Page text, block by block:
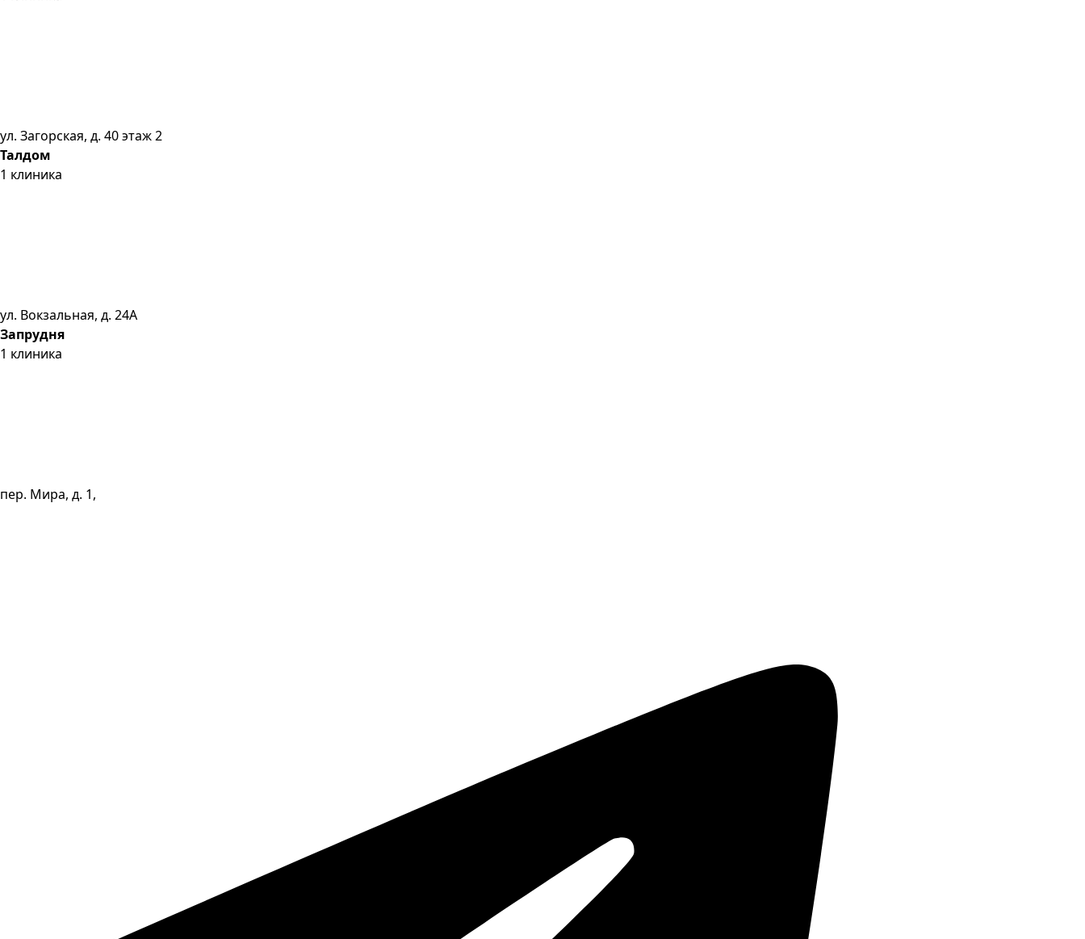
ул. Загорская, д. 40 этаж 2
Талдом
1 клиника
ул. Вокзальная, д. 24А
Запрудня
1 клиника
пер. Мира, д. 1,